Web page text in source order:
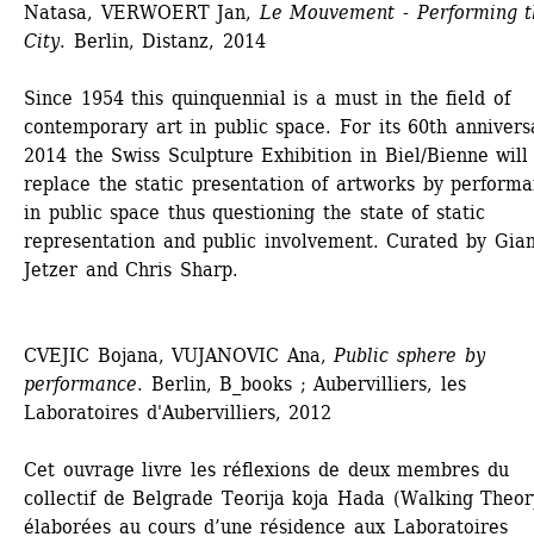
Natasa, VERWOERT Jan, Le Mouvement - Performing
City. Berlin, Distanz, 2014
Since 1954 this quinquennial is a must in the field of
contemporary art in public space. For its 60th
2014 the Swiss Sculpture Exhibition in Biel/Bienne will
replace the static presentation of artworks by
in public space thus questioning the state of static
representation and public involvement. Curated by
Jetzer and Chris Sharp.
CVEJIC Bojana, VUJANOVIC Ana, Public sphere by
performance. Berlin, B_books ; Aubervilliers, les
Laboratoires d'Aubervilliers, 2012
Cet ouvrage livre les réflexions de deux membres du
collectif de Belgrade Teorija koja Hada (Walking
élaborées au cours d’une résidence aux Laboratoires